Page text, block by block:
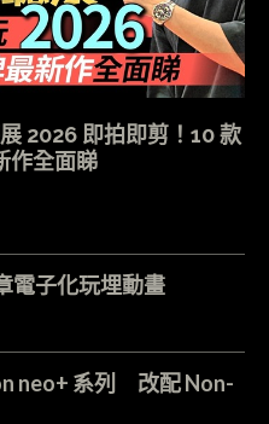
2026 即拍即剪！10 款
作全面睇
電子化玩埋動畫
neo+ 系列 改配 Non-